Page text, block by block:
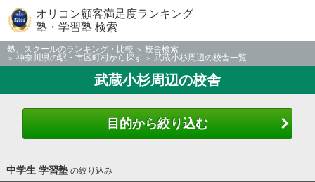
オリコン顧客満足度ランキング
塾・学習塾 検索
塾、スクールのランキング・比較
校舎検索
神奈川県の駅・市区町村から探す
武蔵小杉周辺の校舎一覧
武蔵小杉周辺の校舎
目的から絞り込む
中学生 学習塾の絞り込み